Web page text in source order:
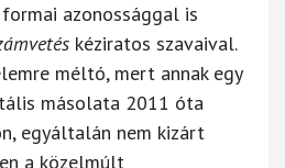
azonossággal is
kéziratos szavaival.
méltó, mert annak egy
másolata 2011 óta
egyáltalán nem kizárt
a közelmúlt